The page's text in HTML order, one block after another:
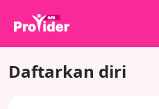
Bagikan untuk Menang!
Daftarkan diri